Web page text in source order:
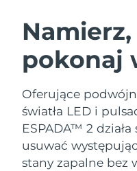
pokonaj
Oferujące
światła LED i
ESPADA™ 2
usuwać
stany zapalne bez
Oczyszczanie twarzy
LUNA™
Anti-
BEAR™
Australia
Austria
Bahrajn